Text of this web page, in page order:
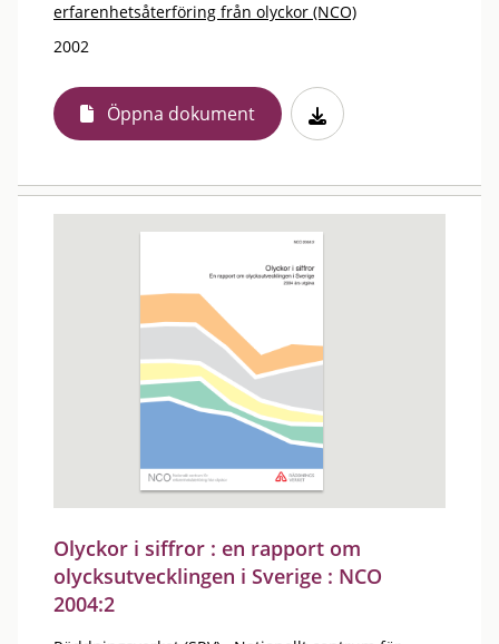
erfarenhetsåterföring från olyckor (NCO)
2002
Öppna dokument
Olyckor i siffror : en rapport om
olycksutvecklingen i Sverige : NCO
2004:2